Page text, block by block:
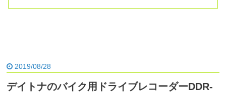
2019/08/28
デイトナのバイク用ドライブレコーダーDDR-